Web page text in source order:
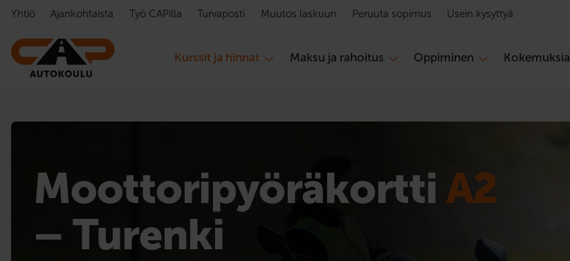
Hyppää sisältöön
Kurssit ja hinnat Maksu ja rahoitus Oppiminen Kokemuksia
Yhtiö Ajankohtaista Työ CAPilla Turvaposti Muutos laskuun Peruuta sopimus Usein kysyttyä
Moottoripyörä­kortti A2
– Turenki